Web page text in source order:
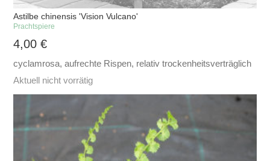
Astilbe chinensis 'Vision Vulcano'
Prachtspiere
4,00€
cyclamrosa, aufrechte Rispen, relativ trockenheitsverträglich
Aktuell nicht vorrätig